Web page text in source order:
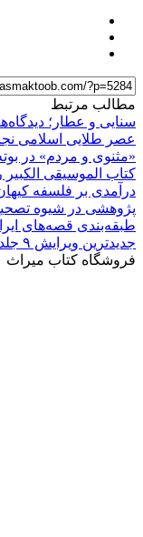
مطالب مرتبط
سنایی و عطار؛
عصر طلایی اسلامی
«مثنوی و مردم» در
کتاب الموسیقی
درآمدی بر فلسفه
پژوهشی در شیوه
طبقه‌بندی قصه‌های
جدیدترین ویرایش ۹ جلدی شاهنامه فردوسی
فروشگاه کتاب میراث